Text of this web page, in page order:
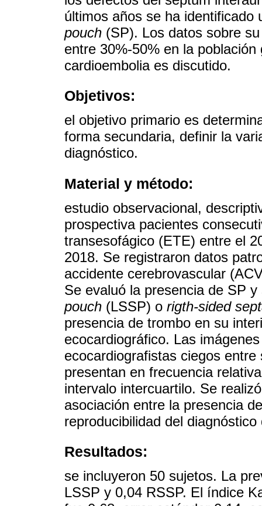
últimos años se ha identificado
pouch (SP). Los datos sobre
entre 30%-50% en la
cardioembolia es discutido.
Objetivos:
el objetivo primario es
forma secundaria, definir la
diagnóstico.
Material y método:
estudio observacional,
prospectiva pacientes
transesofágico (ETE) entre el
2018. Se registraron datos
accidente cerebrovascular
Se evaluó la presencia de SP
pouch (LSSP) o rigth-sided
presencia de trombo en su
ecocardiográfico. Las
ecocardiografistas ciegos
presentan en frecuencia
intervalo intercuartilo. Se
asociación entre la presencia
reproducibilidad del
Resultados:
se incluyeron 50 sujetos. La
LSSP y 0,04 RSSP. El índice